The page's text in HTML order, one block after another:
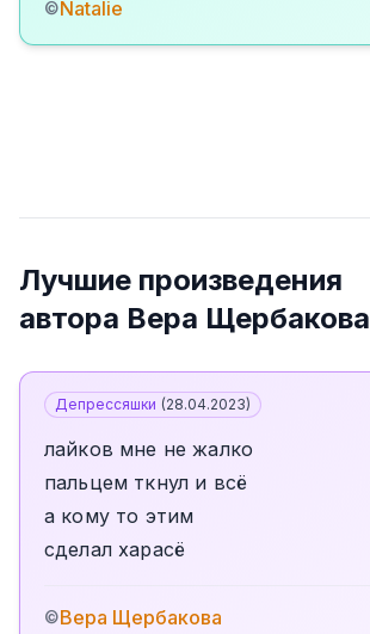
©Natalie
Лучшие произведения
автора Вера Щербакова
Депрессяшки (28.04.2023)
лайков мне не жалко
пальцем ткнул и всё
а кому то этим
сделал харасё
©Вера Щербакова